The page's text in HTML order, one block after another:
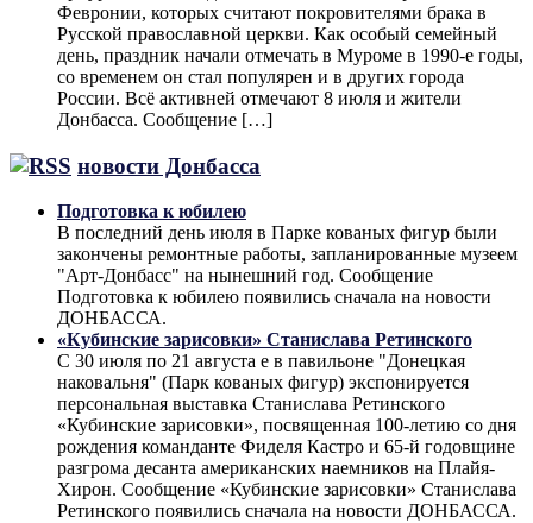
Февронии, которых считают покровителями брака в
Русской православной церкви. Как особый семейный
день, праздник начали отмечать в Муроме в 1990-е годы,
со временем он стал популярен и в других города
России. Всё активней отмечают 8 июля и жители
Донбасса. Сообщение […]
новости Донбасса
Подготовка к юбилею
В последний день июля в Парке кованых фигур были
закончены ремонтные работы, запланированные музеем
"Арт-Донбасс" на нынешний год. Сообщение
Подготовка к юбилею появились сначала на новости
ДОНБАССА.
«Кубинские зарисовки» Станислава Ретинского
С 30 июля по 21 августа е в павильоне "Донецкая
наковальня" (Парк кованых фигур) экспонируется
персональная выставка Станислава Ретинского
«Кубинские зарисовки», посвященная 100-летию со дня
рождения команданте Фиделя Кастро и 65-й годовщине
разгрома десанта американских наемников на Плайя-
Хирон. Сообщение «Кубинские зарисовки» Станислава
Ретинского появились сначала на новости ДОНБАССА.